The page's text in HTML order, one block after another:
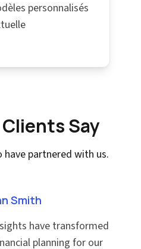
personnalisés
Say
partnered with us.
Smith
have transformed
planning for our